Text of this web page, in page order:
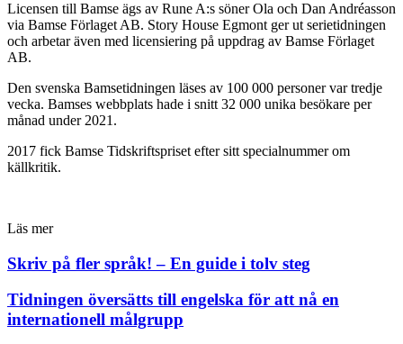
Licensen till Bamse ägs av Rune A:s söner Ola och Dan Andréasson
via Bamse Förlaget AB. Story House Egmont ger ut serietidningen
och arbetar även med licensiering på uppdrag av Bamse Förlaget
AB.
Den svenska Bamsetidningen läses av 100 000 personer var tredje
vecka. Bamses webbplats hade i snitt 32 000 unika besökare per
månad under 2021.
2017 fick Bamse Tidskriftspriset efter sitt specialnummer om
källkritik.
Läs mer
Skriv på fler språk! – En guide i tolv steg
Tidningen översätts till engelska för att nå en
internationell målgrupp